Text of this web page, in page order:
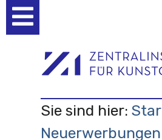
Werkzeuge
Sie sind hier:
Neuerwerbungen